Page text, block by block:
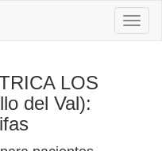
LOS
del Val):